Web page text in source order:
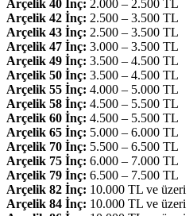
Arçelik 40 İnç: 2.000 – 2.500 TL
Arçelik 42 İnç: 2.500 – 3.500 TL
Arçelik 43 İnç: 2.500 – 3.500 TL
Arçelik 47 İnç: 3.000 – 3.500 TL
Arçelik 49 İnç: 3.500 – 4.500 TL
Arçelik 50 İnç: 3.500 – 4.500 TL
Arçelik 55 İnç: 4.000 – 5.000 TL
Arçelik 58 İnç: 4.500 – 5.500 TL
Arçelik 60 İnç: 4.500 – 5.500 TL
Arçelik 65 İnç: 5.000 – 6.000 TL
Arçelik 70 İnç: 5.500 – 6.500 TL
Arçelik 75 İnç: 6.000 – 7.000 TL
Arçelik 79 İnç: 6.500 – 7.500 TL
Arçelik 82 İnç: 10.000 TL ve üzeri
Arçelik 84 İnç: 10.000 TL ve üzeri